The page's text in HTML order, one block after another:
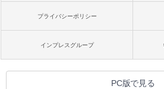
プライバシーポリシー
インプレスグループ
PC版で見る